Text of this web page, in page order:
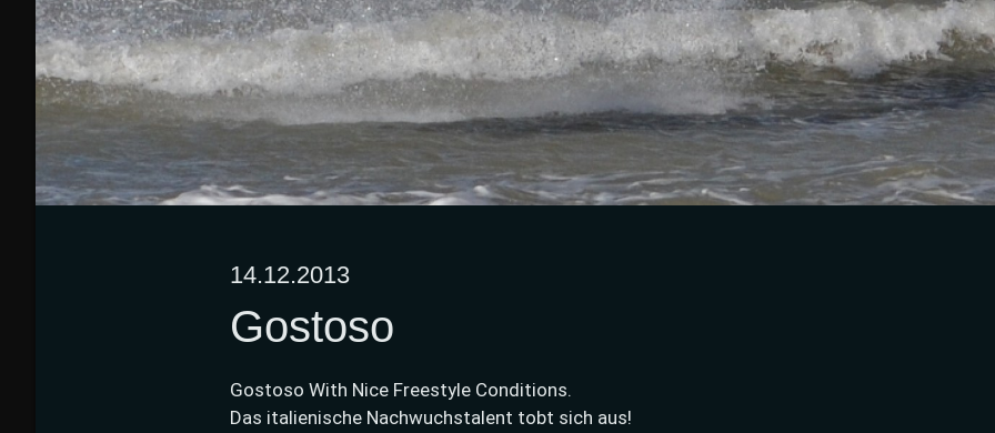
14.12.2013
Gostoso
Gostoso With Nice Freestyle Conditions.
Das italienische Nachwuchstalent tobt sich aus!